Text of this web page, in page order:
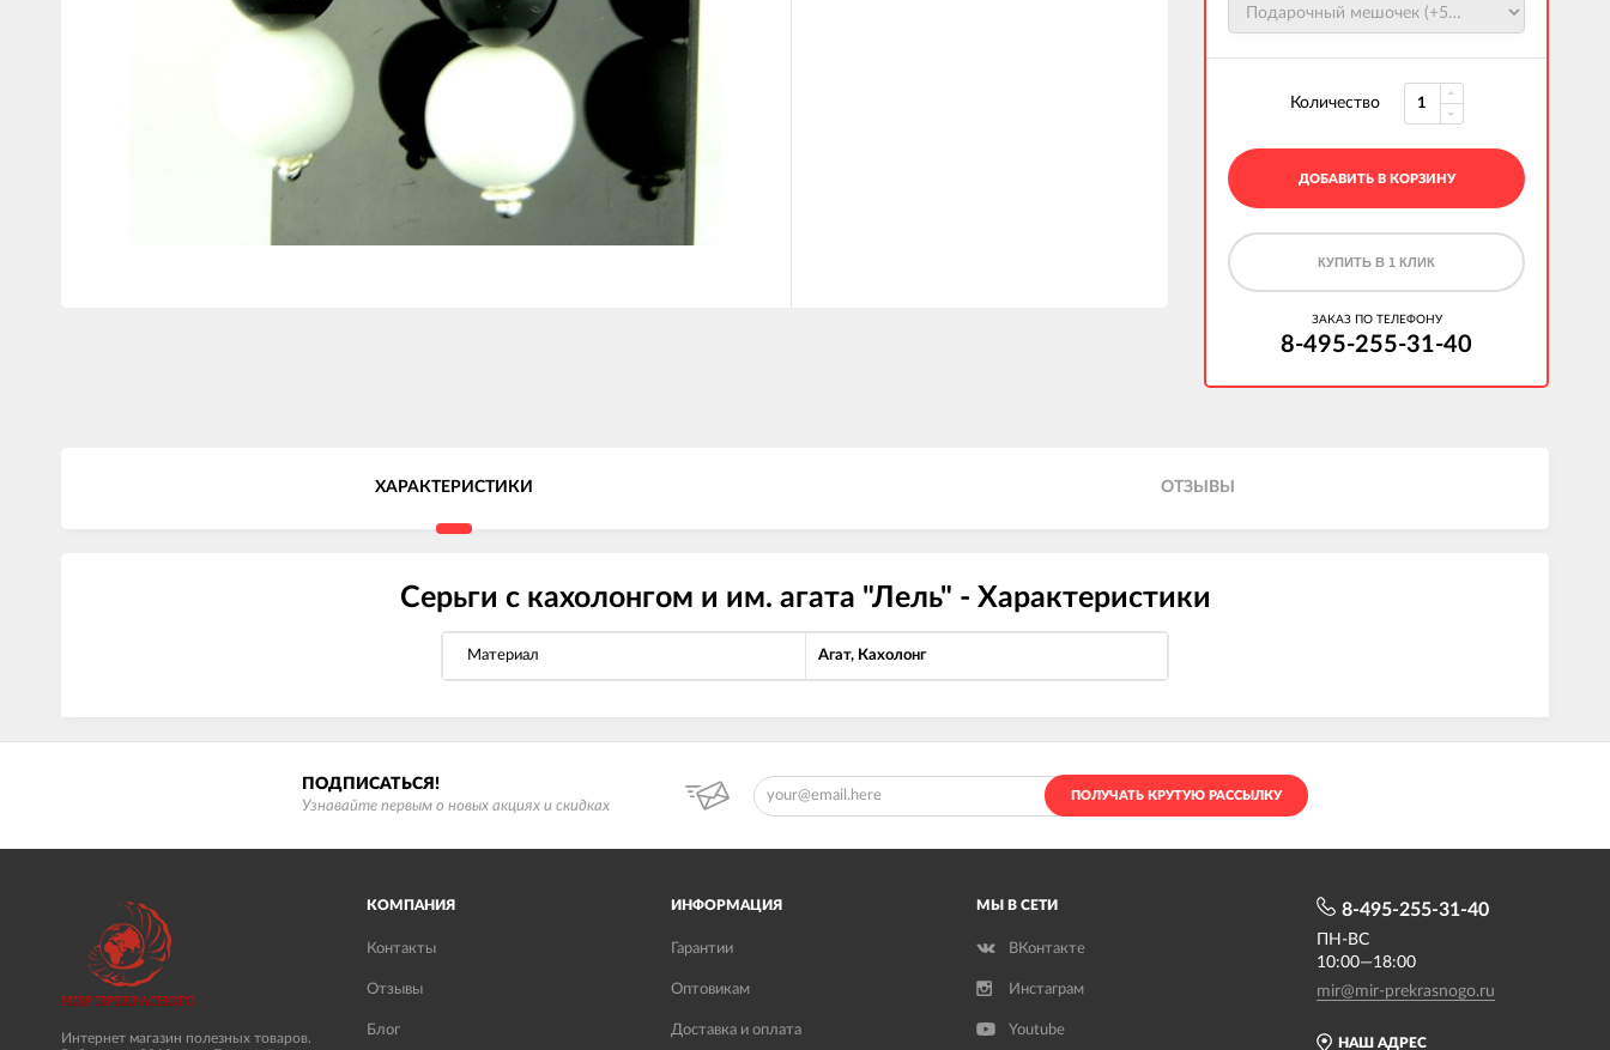
Количество
ДОБАВИТЬ В КОРЗИНУ
КУПИТЬ В 1 КЛИК
ЗАКАЗ ПО ТЕЛЕФОНУ
8-495-255-31-40
ХАРАКТЕРИСТИКИ ОТЗЫВЫ
Серьги с кахолонгом и им. агата "Лель" - Характеристики
Материал Агат, Кахолонг
ПОДПИСАТЬСЯ!
Узнавайте первым о новых акциях и скидках
ПОЛУЧАТЬ КРУТУЮ РАССЫЛКУ
Интернет магазин полезных товаров.
КОМПАНИЯ
Контакты
Отзывы
Блог
ИНФОРМАЦИЯ
Гарантии
Оптовикам
Доставка и оплата
МЫ В СЕТИ
ВКонтакте
Инстаграм
Youtube
НАШ АДРЕС
8-495-255-31-40
ПН-ВС
10:00—18:00
mir@mir-prekrasnogo.ru